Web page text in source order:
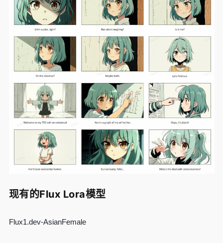
现有的Flux Lora模型
Flux1.dev-AsianFemale